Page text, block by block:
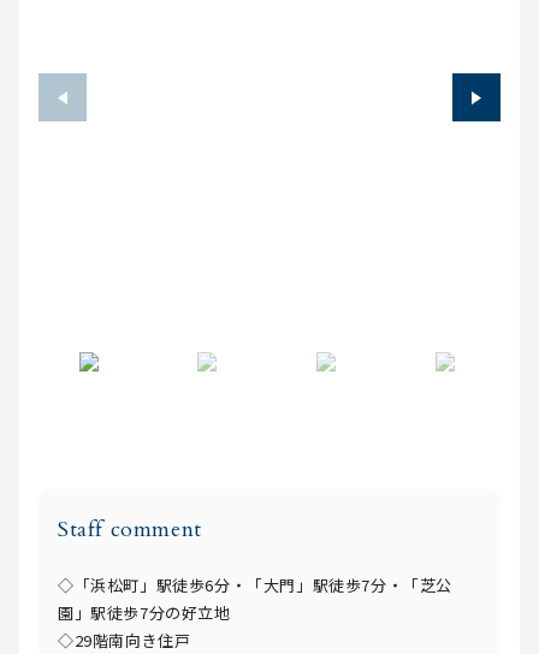
Staff comment
◇「浜松町」駅徒歩6分・「大門」駅徒歩7分・「芝公
園」駅徒歩7分の好立地
◇29階南向き住戸